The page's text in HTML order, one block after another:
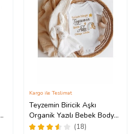
Teyzemin Biricik Aşkı
Organik Yazılı Bebek Body
Zıbın
(18)
Kargo ile Teslimat